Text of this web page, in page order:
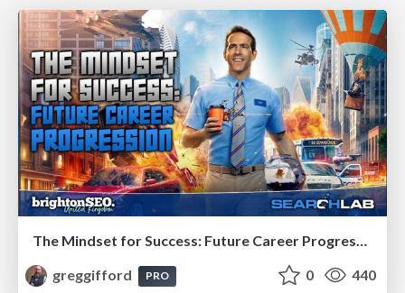
The Mindset for Success: Future Career Progression
greggifford
PRO 0 440